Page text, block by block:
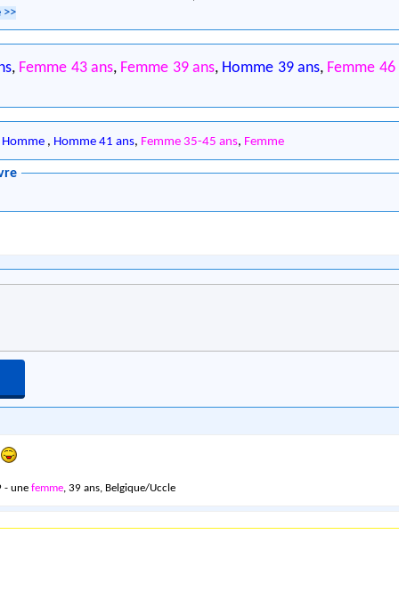
>>
, Femme 43 ans, Femme 39 ans, Homme 39 ans, Femme 46
Homme , Homme 41 ans, Femme 35-45 ans, Femme
- une femme, 39 ans, Belgique/Uccle